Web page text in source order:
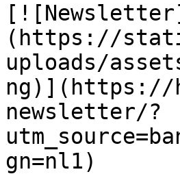
(https://
uploads/
ng)](https://
newsletter/?
gn=nl1)